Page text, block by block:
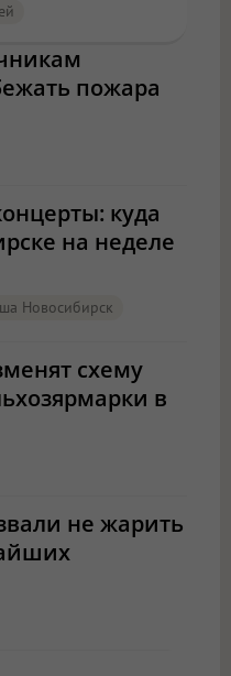
пожара
куда
на неделе
Новосибирск
схему
в
не жарить